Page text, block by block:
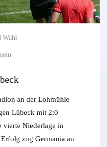
Wahl
an der Lohmühle
Lübeck mit 2:0
vierte Niederlage in
zog Germania an